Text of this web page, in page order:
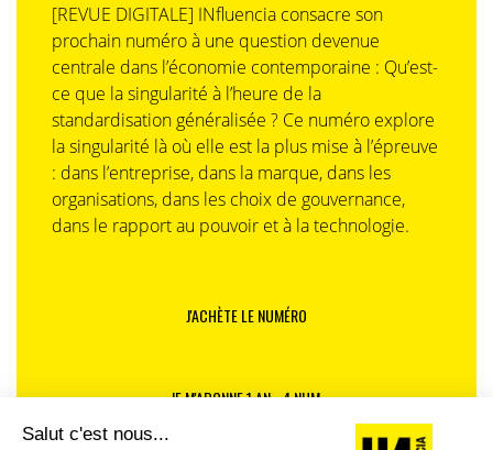
[REVUE DIGITALE] INfluencia consacre son
prochain numéro à une question devenue
centrale dans l’économie contemporaine : Qu’est-
ce que la singularité à l’heure de la
standardisation généralisée ? Ce numéro explore
la singularité là où elle est la plus mise à l’épreuve
: dans l’entreprise, dans la marque, dans les
organisations, dans les choix de gouvernance,
dans le rapport au pouvoir et à la technologie.
J'ACHÈTE LE NUMÉRO
JE M'ABONNE 1 AN - 4 NUM.